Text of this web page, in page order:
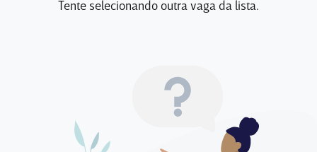
Tente selecionando outra vaga da lista.